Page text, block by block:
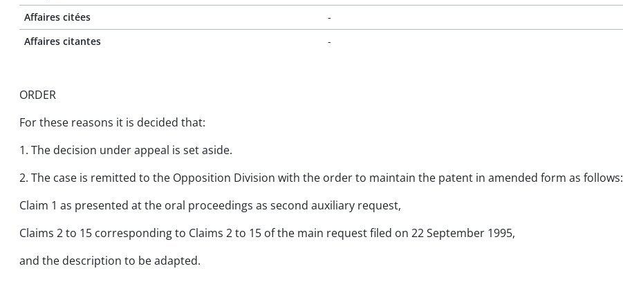
Affaires citées
-
Affaires citantes
-
ORDER
For these reasons it is decided that:
1. The decision under appeal is set aside.
2. The case is remitted to the Opposition Division with the order to maintain the patent in amended form as follows:
Claim 1 as presented at the oral proceedings as second auxiliary request,
Claims 2 to 15 corresponding to Claims 2 to 15 of the main request filed on 22 September 1995,
and the description to be adapted.